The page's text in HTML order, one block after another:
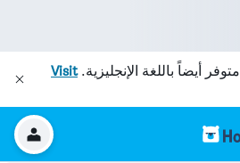
متوفر أيضاً باللغة الإنجليزية.Visit